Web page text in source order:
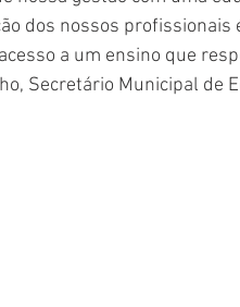
dos nossos
a um ensino que
Secretário Municipal de